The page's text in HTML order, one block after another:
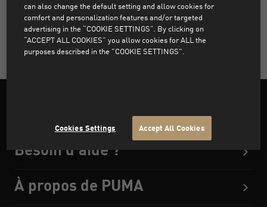
SUPPRIMER TOUS LES FILTRES
Besoin d'aide ?
À propos de PUMA
can also change the default setting and allow cookies for
comfort and personalization features and/or targeted
advertising in the “COOKIE SETTINGS”. By clicking on
“ACCEPT ALL COOKIES” you allow cookies for ALL the
purposes described in the "COOKIE SETTINGS".
Cookies Settings Accept All Cookies